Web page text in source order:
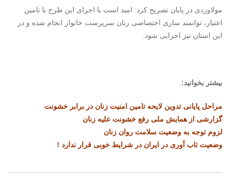
مولاوردی در پایان تصریح کرد: امید است با اجرای این طرح با تامین
اعتبار، توانمند سازی اختصاصی زنان سرپرست خانوار انجام شده و در
این استان نیز اجرایی شود.
بیشتر بخوانید:
مراحل پایانی تدوین لایحه ‌تامین امنیت زنان در برابر خشونت
گزارشی از همایش ملی رفع خشونت علیه زنان
لزوم توجه به وضعیت سلامت روان زنان
وضعیت تاب آوری در ایران در شرایط خوبی قرار ندارد !